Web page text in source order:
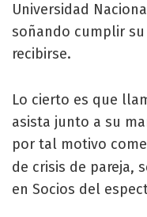
Universidad
soñando cumplir
recibirse.
Lo cierto es que
asista junto a su
por tal motivo
de crisis de pareja,
en Socios del